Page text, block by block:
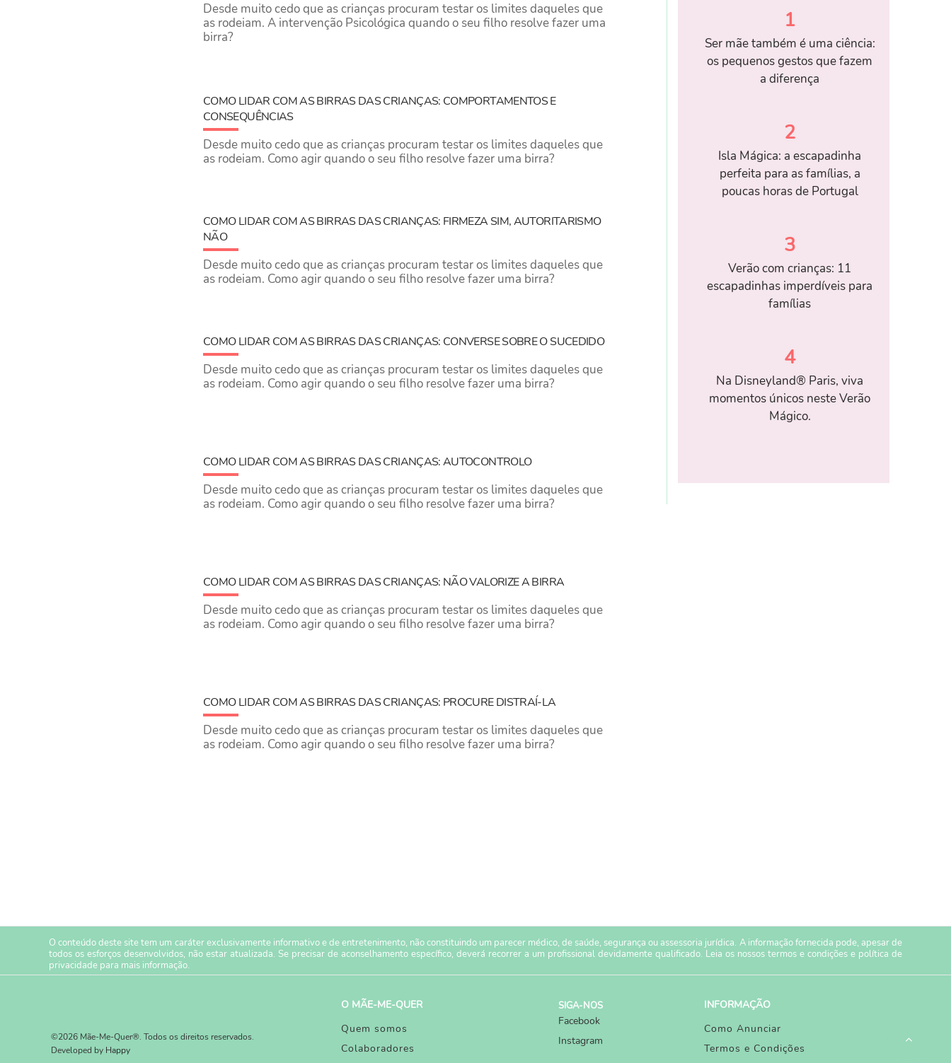
Desde muito cedo que as crianças procuram testar os limites daqueles que
as rodeiam. ​A intervenção Psicológica quando o seu filho resolve fazer uma
birra?
COMO LIDAR COM AS BIRRAS DAS CRIANÇAS: COMPORTAMENTOS E
CONSEQUÊNCIAS
Desde muito cedo que as crianças procuram testar os limites daqueles que
as rodeiam. ​Como agir quando o seu filho resolve fazer uma birra?
COMO LIDAR COM AS BIRRAS DAS CRIANÇAS: FIRMEZA SIM, AUTORITARISMO
NÃO
Desde muito cedo que as crianças procuram testar os limites daqueles que
as rodeiam. ​Como agir quando o seu filho resolve fazer uma birra?
COMO LIDAR COM AS BIRRAS DAS CRIANÇAS: CONVERSE SOBRE O SUCEDIDO
Desde muito cedo que as crianças procuram testar os limites daqueles que
as rodeiam. ​Como agir quando o seu filho resolve fazer uma birra?
COMO LIDAR COM AS BIRRAS DAS CRIANÇAS: AUTOCONTROLO
Desde muito cedo que as crianças procuram testar os limites daqueles que
as rodeiam. ​Como agir quando o seu filho resolve fazer uma birra?
COMO LIDAR COM AS BIRRAS DAS CRIANÇAS: NÃO VALORIZE A BIRRA
Desde muito cedo que as crianças procuram testar os limites daqueles que
as rodeiam. ​Como agir quando o seu filho resolve fazer uma birra?
COMO LIDAR COM AS BIRRAS DAS CRIANÇAS: PROCURE DISTRAÍ-LA
Desde muito cedo que as crianças procuram testar os limites daqueles que
as rodeiam. ​Como agir quando o seu filho resolve fazer uma birra?
1
Ser mãe também é uma ciência:
os pequenos gestos que fazem
a diferença
2
Isla Mágica: a escapadinha
perfeita para as famílias, a
poucas horas de Portugal
3
Verão com crianças: 11
escapadinhas imperdíveis para
famílias
4
Na Disneyland® Paris, viva
momentos únicos neste Verão
Mágico.
O conteúdo deste site tem um caráter exclusivamente informativo e de entretenimento, não constituindo um parecer médico, de saúde, segurança ou assessoria jurídica. A informação fornecida pode, apesar de
todos os esforços desenvolvidos, não estar atualizada. Se precisar de aconselhamento específico, deverá recorrer a um profissional devidamente qualificado. Leia os nossos termos e condiçõese política de
privacidade para mais informação.
©2026 Mãe-Me-Quer®. Todos os direitos reservados.
Developed by Happy
O MÃE-ME-QUER
Quem somos
Colaboradores
SIGA-NOS
Facebook
Instagram
INFORMAÇÃO
Como Anunciar
Termos e Condições